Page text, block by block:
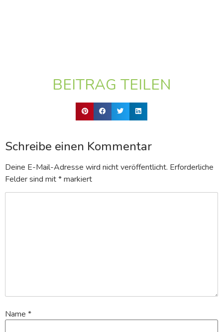
BEITRAG TEILEN
Schreibe einen Kommentar
Deine E-Mail-Adresse wird nicht veröffentlicht. Erforderliche
Felder sind mit*markiert
Name *